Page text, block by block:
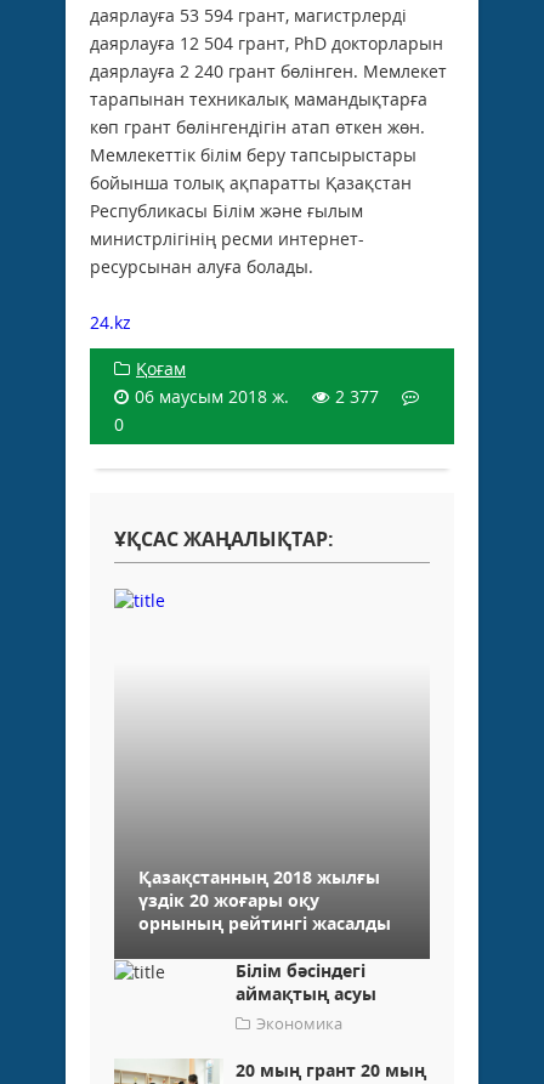
даярлауға 53 594 грант, магистрлерді
даярлауға 12 504 грант, PhD докторларын
даярлауға 2 240 грант бөлінген. Мемлекет
тарапынан техникалық мамандықтарға
көп грант бөлінгендігін атап өткен жөн.
Мемлекеттік білім беру тапсырыстары
бойынша толық ақпаратты Қазақстан
Республикасы Білім және ғылым
министрлігінің ресми интернет-
ресурсынан алуға болады.
24.kz
Қоғам
06 маусым 2018 ж.
2 377
0
ҰҚСАС ЖАҢАЛЫҚТАР:
Қазақстанның 2018 жылғы
үздік 20 жоғары оқу
орнының рейтингі жасалды
Білім бәсіндегі
аймақтың асуы
Экономика
20 мың грант 20 мың